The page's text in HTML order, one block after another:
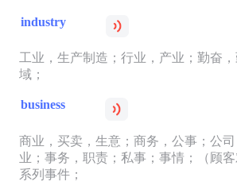
industry
工业，生产制造；行业，产业；勤奋
域；
business
商业，买卖，生意；商务，公事；公
业；事务，职责；私事；事情；（顾客
系列事件；